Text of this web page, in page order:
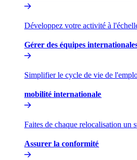
Développez votre activité à
Gérer des équipes
Simplifier le cycle de vie de
mobilité internationale​​
Faites de chaque relocalisation un
Assurer la conformité​​